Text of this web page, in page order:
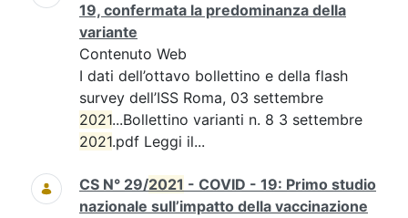
19, confermata la predominanza della
variante
Contenuto Web
I dati dell’ottavo bollettino e della flash
survey dell’ISS Roma, 03 settembre
2021...Bollettino varianti n. 8 3 settembre
2021.pdf Leggi il...
CS N° 29/2021 - COVID - 19: Primo studio
nazionale sull’impatto della vaccinazione